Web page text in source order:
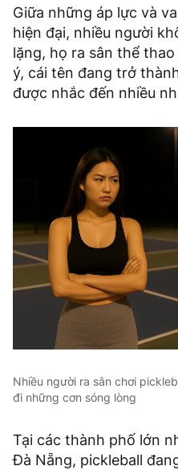
Giữa những áp lực và
hiện đại, nhiều người
lặng, họ ra sân thể
ý, cái tên đang trở
được nhắc đến nhiều
Nhiều người ra sân chơi
đi những cơn sóng lòng
Tại các thành phố lớn
Đà Nẵng, pickleball